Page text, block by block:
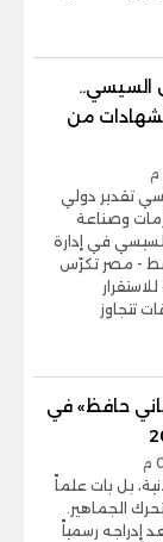
السيسي..
من
تقدير دولي
وصناعة
السيسي في إدارة
- مصر تكرّس
تتجاوز
حافظ» في
بل بات علماً
الجماهير.
إدراجه رسمياً